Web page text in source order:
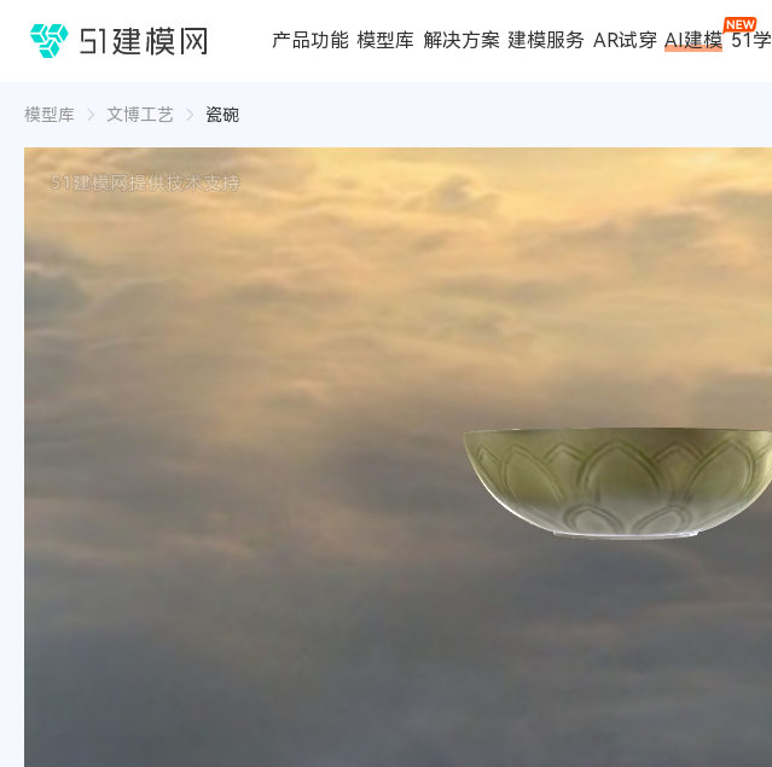
1688
产品功能 模型库 解决方案 建模服务 AR试穿 AI建模 51
模型库 文博工艺 瓷碗